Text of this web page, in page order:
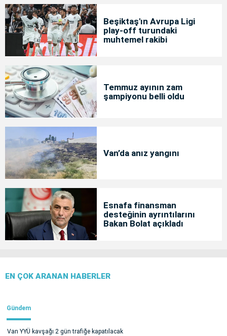
Beşiktaş'ın Avrupa Ligi
play-off turundaki
muhtemel rakibi
Temmuz ayının zam
şampiyonu belli oldu
Van’da anız yangını
Esnafa finansman
desteğinin ayrıntılarını
Bakan Bolat açıkladı
EN ÇOK ARANAN HABERLER
Gündem
Van YYÜ kavşağı 2 gün trafiğe kapatılacak